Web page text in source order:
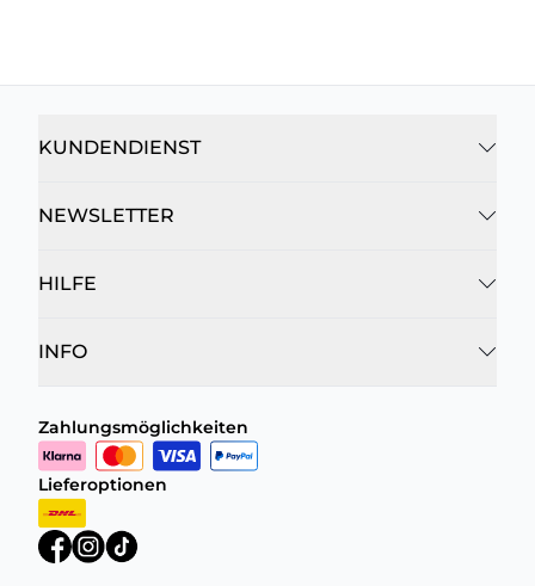
KUNDENDIENST
NEWSLETTER
HILFE
INFO
Zahlungsmöglichkeiten
Lieferoptionen